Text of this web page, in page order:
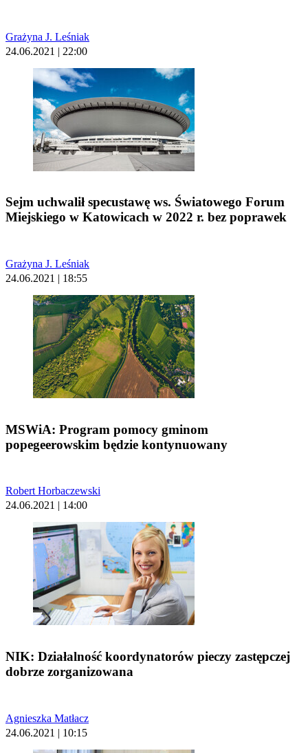
Grażyna J. Leśniak
24.06.2021 | 22:00
Sejm uchwalił specustawę ws. Światowego Forum
Miejskiego w Katowicach w 2022 r. bez poprawek
Grażyna J. Leśniak
24.06.2021 | 18:55
MSWiA: Program pomocy gminom
popegeerowskim będzie kontynuowany
Robert Horbaczewski
24.06.2021 | 14:00
NIK: Działalność koordynatorów pieczy zastępczej
dobrze zorganizowana
Agnieszka Matłacz
24.06.2021 | 10:15